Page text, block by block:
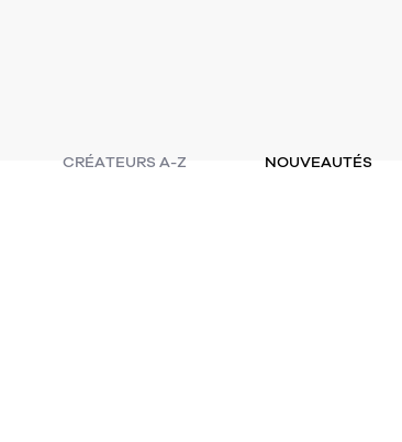
CRÉATEURS A-Z NOUVEAUTÉS